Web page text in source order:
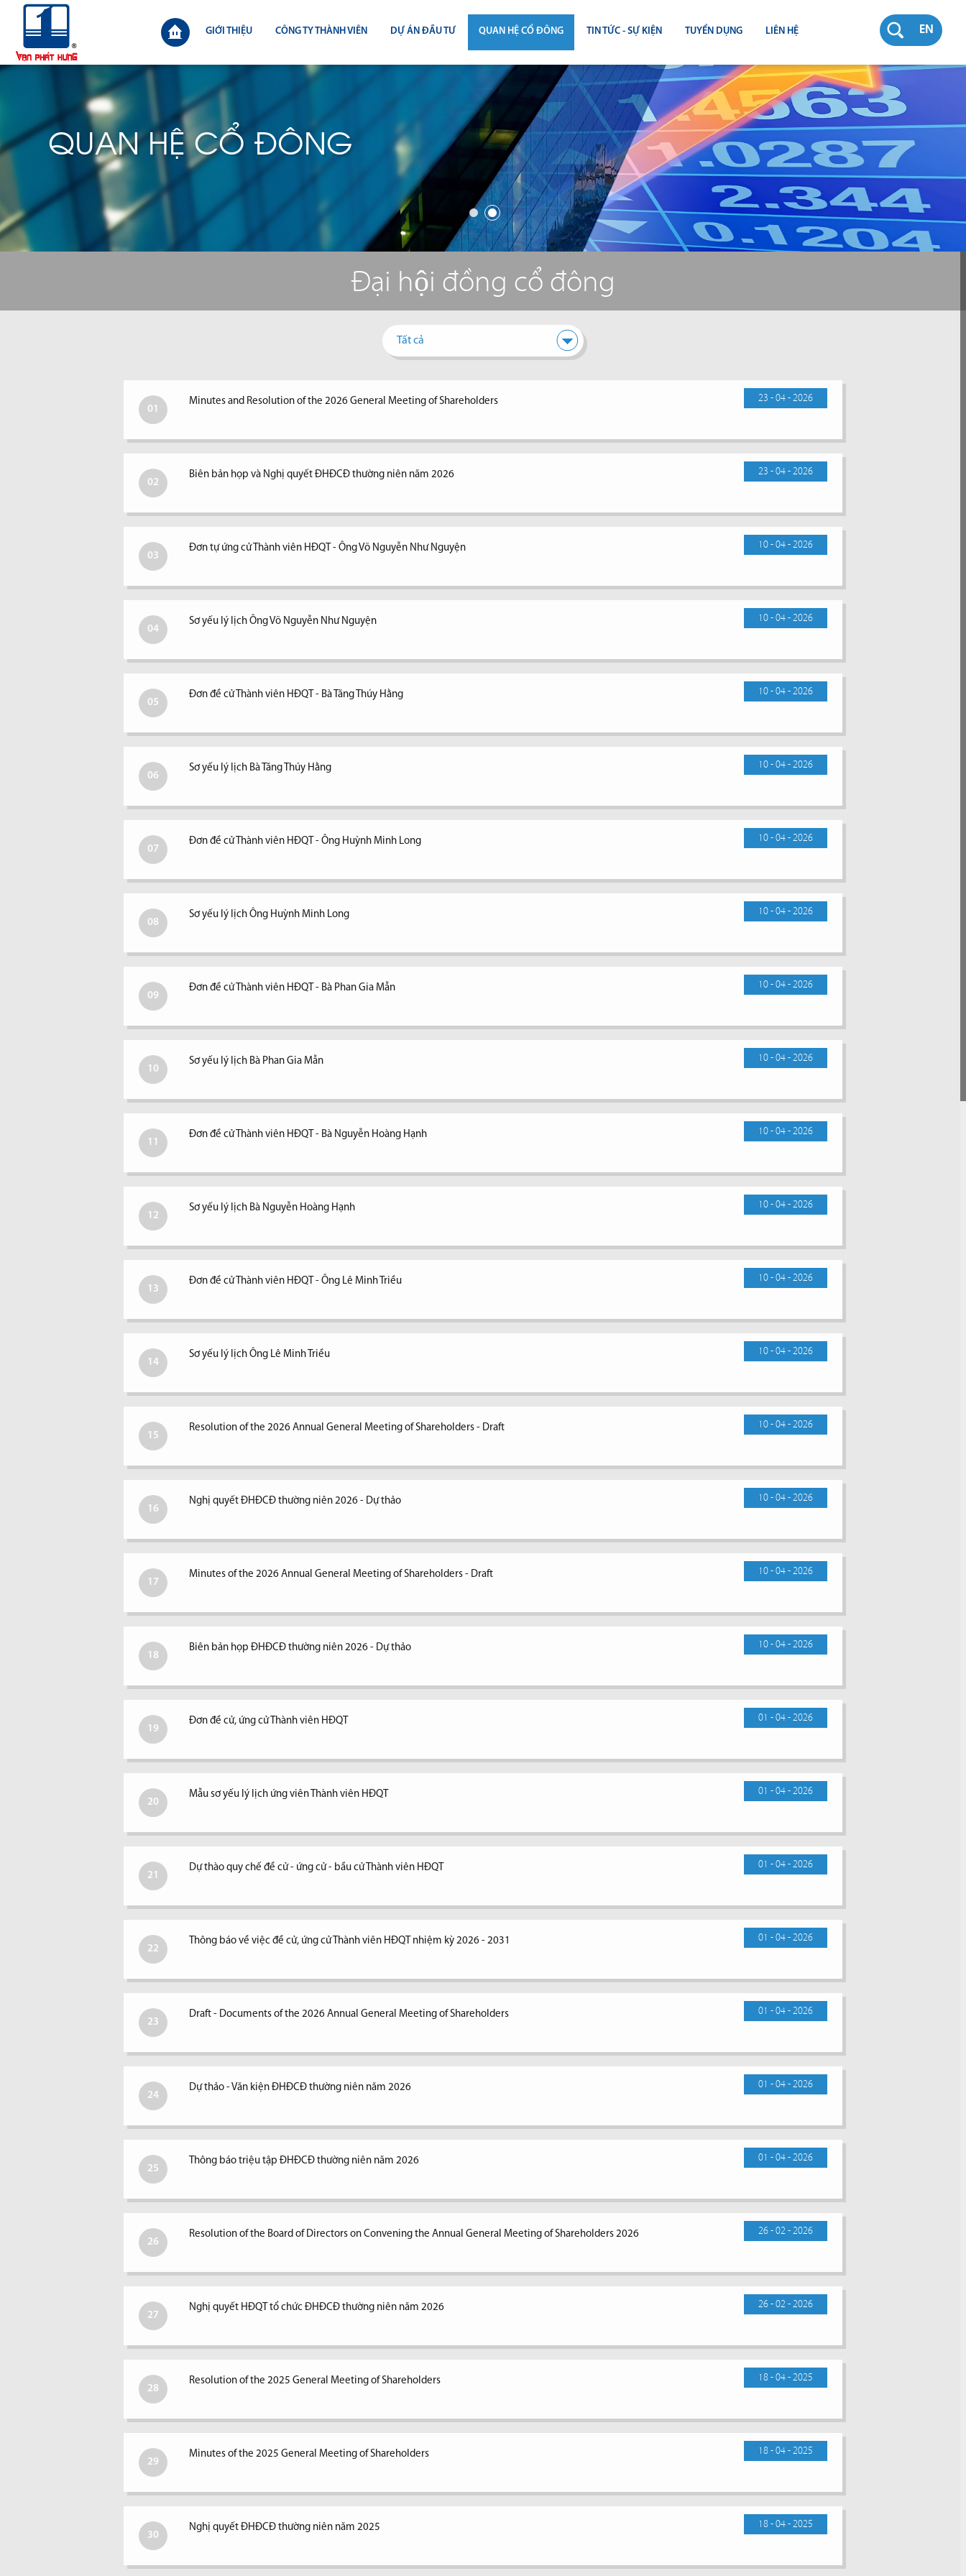
EN
GIỚI THIỆU CÔNG TY THÀNH VIÊN DỰ ÁN ĐẦU TƯ QUAN HỆ CỔ ĐÔNG
CÔNG BỐ THÔNG TIN
ĐẠI HỘI ĐỒNG CỔ ĐÔNG
BÁO CÁO THƯỜNG NIÊN
BÁO CÁO TÀI CHÍNH
BÁO CÁO QUẢN TRỊ CÔNG TY
ĐIỀU LỆ - QUY CHẾ - BẢN CÁO BẠCH
TIN TỨC - SỰ KIỆN
TIN THỊ TRƯỜNG
TIN DỰ ÁN
TIN CÔNG TY
TUYỂN DỤNG LIÊN HỆ
QUAN HỆ CỔ ĐÔNG
Đại hội đồng cổ đông
Tất cả
01
23 - 04 - 2026
Minutes and Resolution of the 2026 General Meeting of Shareholders
02
23 - 04 - 2026
Biên bản họp và Nghị quyết ĐHĐCĐ thường niên năm 2026
03
10 - 04 - 2026
Đơn tự ứng cử Thành viên HĐQT - Ông Võ Nguyễn Như Nguyện
04
10 - 04 - 2026
Sơ yếu lý lịch Ông Võ Nguyễn Như Nguyện
05
10 - 04 - 2026
Đơn đề cử Thành viên HĐQT - Bà Tăng Thúy Hằng
06
10 - 04 - 2026
Sơ yếu lý lịch Bà Tăng Thúy Hằng
07
10 - 04 - 2026
Đơn đề cử Thành viên HĐQT - Ông Huỳnh Minh Long
08
10 - 04 - 2026
Sơ yếu lý lịch Ông Huỳnh Minh Long
09
10 - 04 - 2026
Đơn đề cử Thành viên HĐQT - Bà Phan Gia Mẫn
10
10 - 04 - 2026
Sơ yếu lý lịch Bà Phan Gia Mẫn
11
10 - 04 - 2026
Đơn đề cử Thành viên HĐQT - Bà Nguyễn Hoàng Hạnh
12
10 - 04 - 2026
Sơ yếu lý lịch Bà Nguyễn Hoàng Hạnh
13
10 - 04 - 2026
Đơn đề cử Thành viên HĐQT - Ông Lê Minh Triều
14
10 - 04 - 2026
Sơ yếu lý lịch Ông Lê Minh Triều
15
10 - 04 - 2026
Resolution of the 2026 Annual General Meeting of Shareholders - Draft
16
10 - 04 - 2026
Nghị quyết ĐHĐCĐ thường niên 2026 - Dự thảo
17
10 - 04 - 2026
Minutes of the 2026 Annual General Meeting of Shareholders - Draft
18
10 - 04 - 2026
Biên bản họp ĐHĐCĐ thường niên 2026 - Dự thảo
19
01 - 04 - 2026
Đơn đề cử, ứng cử Thành viên HĐQT
20
01 - 04 - 2026
Mẫu sơ yếu lý lịch ứng viên Thành viên HĐQT
21
01 - 04 - 2026
Dự thào quy chế đề cử - ứng cử - bầu cử Thành viên HĐQT
22
01 - 04 - 2026
Thông báo về việc đề cử, ứng cử Thành viên HĐQT nhiệm kỳ 2026 - 2031
23
01 - 04 - 2026
Draft - Documents of the 2026 Annual General Meeting of Shareholders
24
01 - 04 - 2026
Dự thảo - Văn kiện ĐHĐCĐ thường niên năm 2026
25
01 - 04 - 2026
Thông báo triệu tập ĐHĐCĐ thường niên năm 2026
26
26 - 02 - 2026
Resolution of the Board of Directors on Convening the Annual General Meeting of Shareholders 2026
27
26 - 02 - 2026
Nghị quyết HĐQT tổ chức ĐHĐCĐ thường niên năm 2026
28
18 - 04 - 2025
Resolution of the 2025 General Meeting of Shareholders
29
18 - 04 - 2025
Minutes of the 2025 General Meeting of Shareholders
30
18 - 04 - 2025
Nghị quyết ĐHĐCĐ thường niên năm 2025